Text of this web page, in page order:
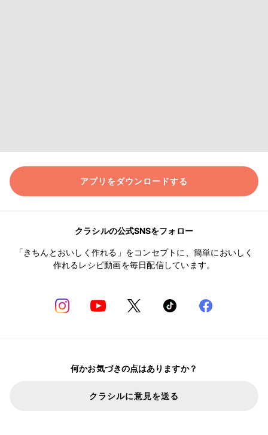
アプリをダウンロードする
クラシルの公式SNSをフォロー
「きちんとおいしく作れる」をコンセプトに、簡単においしく
作れるレシピ動画を毎日配信しています。
何かお気づきの点はありますか？
クラシルに意見を送る